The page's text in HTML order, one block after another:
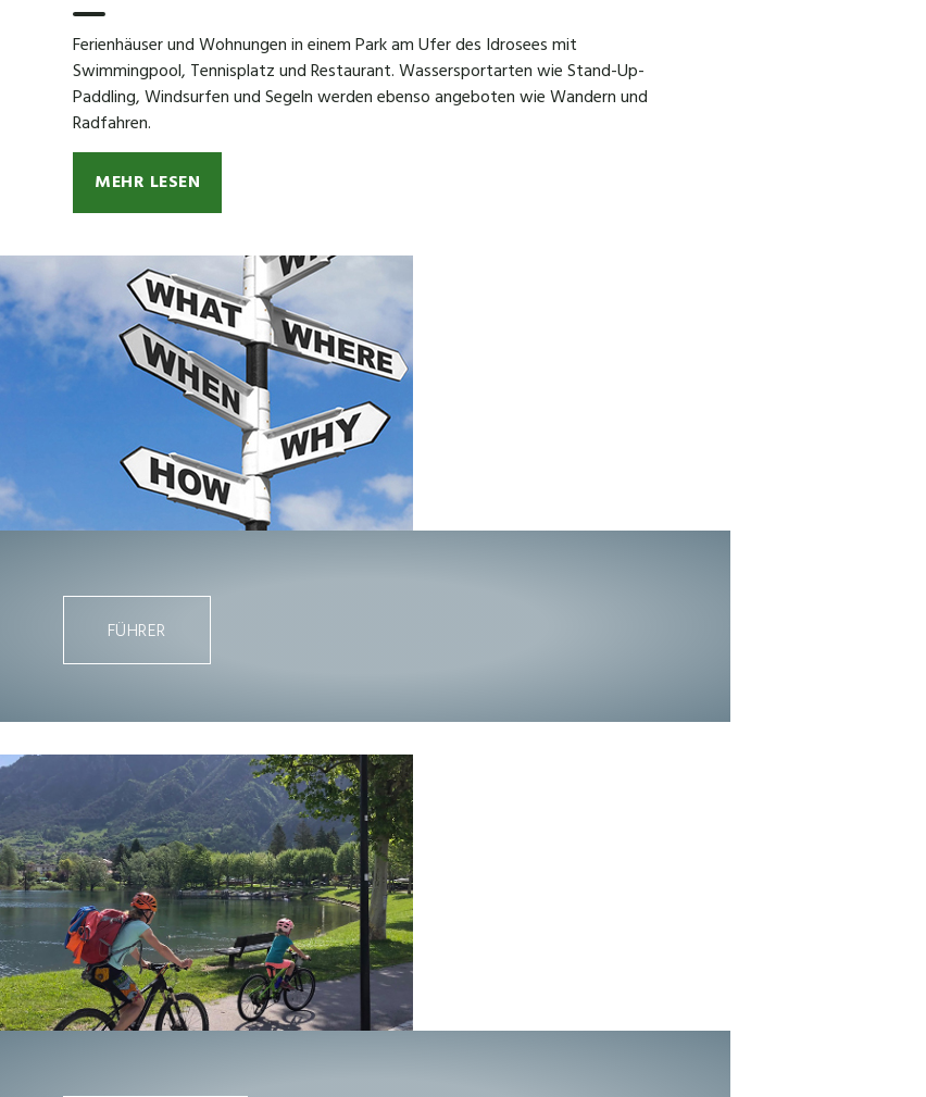
Ferienhäuser und Wohnungen in einem Park am Ufer des Idrosees mit
Swimmingpool, Tennisplatz und Restaurant. Wassersportarten wie Stand-Up-
Paddling, Windsurfen und Segeln werden ebenso angeboten wie Wandern und
Radfahren.
MEHR LESEN
FÜHRER